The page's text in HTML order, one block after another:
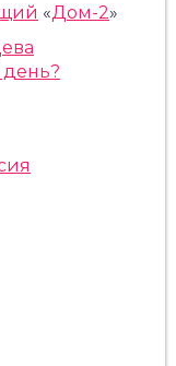
«Дом-2»
день?